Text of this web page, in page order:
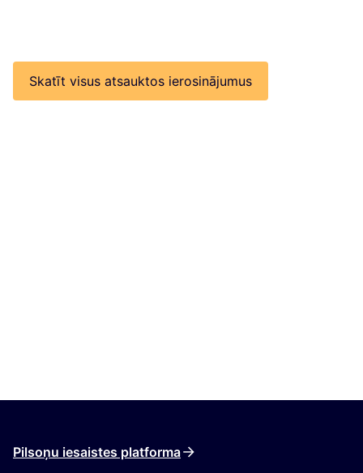
Skatīt visus atsauktos ierosinājumus
Pilsoņu iesaistes platforma